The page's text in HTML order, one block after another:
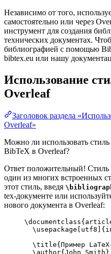
Независимо от того,
самостоятельно или через
инструмент для создания
технических документах.
библиографией с помощью
bibtex.eu или нашу
Использование
Overleaf
Заголовок раздела
Overleaf»
Можно ли использовать
BibTeX в Overleaf?
Ответ положительный! Стиль
один из многих встроенных
этот стиль, введя
tex-документе или
нового документа в Overleaf:
\documentclass{
\usepackage
utf8 ]{
\title{Пример
\author{John Smith}